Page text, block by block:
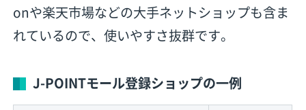
onや楽天市場などの大手ネットショップも含ま
れているので、使いやすさ抜群です。
J-POINTモール登録ショップの一例